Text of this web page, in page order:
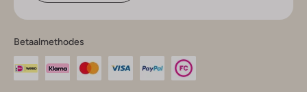
Betaalmethodes